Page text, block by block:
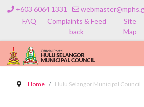
+603 6064 1331
FAQ
Complaints & Feed
back
Site
Map
Home Hulu Selangor Municipal Council